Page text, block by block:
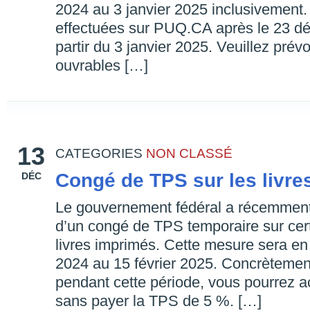
2024 au 3 janvier 2025
effectuées sur PUQ.CA après le 23
partir du 3 janvier 2025. Veuillez
ouvrables […]
13
DÉC
CATEGORIES NON CLASSÉ
Congé de TPS sur les
Le gouvernement fédéral a
d’un congé de TPS temporaire sur
livres imprimés. Cette mesure sera
2024 au 15 février 2025.
pendant cette période, vous pourrez
sans payer la TPS de 5 %. […]